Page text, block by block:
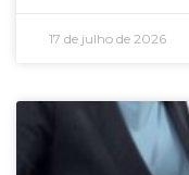
17 de julho de 2026